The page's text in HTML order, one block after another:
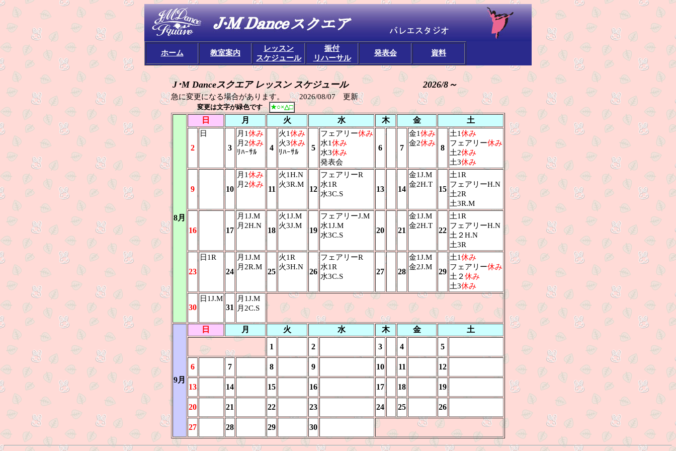
ホーム 教室案内
レッスン
スケジュール
振付
リハーサル
発表会 資料
J･M Danceスクエア レッスン スケジュール2026/8～
急に変更になる場合があります。 2026/08/07 更新
変更は文字が緑色です ★○×△□
8月
日 月 火 水 木 金 土
2
日
3
月1休み
月2休み
ﾘﾊｰｻﾙ
4
火1休み
火3休み
ﾘﾊｰｻﾙ
5
フェアリー休み
水1休み
水3休み
発表会
6 7
金1休み
金2休み
8
土1休み
フェアリー休み
土2休み
土3休み
9 10
月1休み
月2休み
11
火1H.N
火3R.M
12
フェアリーR
水1R
水3C.S
13 14
金1J.M
金2H.T
15
土1R
フェアリーH.N
土2R
土3R.M
16 17
月1J.M
月2H.N
18
火1J.M
火3J.M
19
フェアリーJ.M
水1J.M
水3C.S
20 21
金1J.M
金2H.T
22
土1R
フェアリーH.N
土２H.N
土3R
23
日1R
24
月1J.M
月2R.M
25
火1R
火3H.N
26
フェアリーR
水1R
水3C.S
27 28
金1J.M
金2J.M
29
土1休み
フェアリー休み
土２休み
土3休み
30
日1J.M
31
月1J.M
月2C.S
9月
日 月 火 水 木 金
土
1
2 3 4 5
6 7 8 9 10 11 12
13 14 15 16 17 18 19
20 21 22 23 24 25 26
27 28 29 30